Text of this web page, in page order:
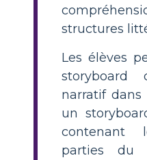
structures
Les élèves
storyboard
narratif
un
contenant
parties du